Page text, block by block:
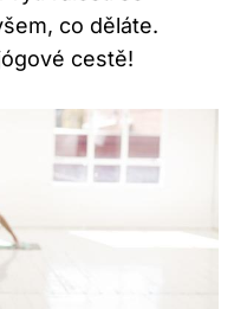
co děláte.
cestě!